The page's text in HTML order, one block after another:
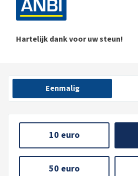
Hartelijk dank voor uw steun!
Eenmalig
10 euro
50 euro